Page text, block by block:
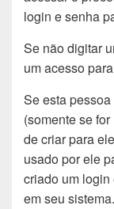
login e senha
Se não digitar
um acesso
Se esta
(somente se
de criar para
usado por ele
criado um
em seu sistema.